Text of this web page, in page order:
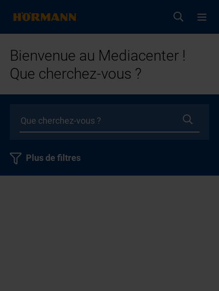
Bienvenue au Mediacenter !
Que cherchez-vous ?
Plus de filtres